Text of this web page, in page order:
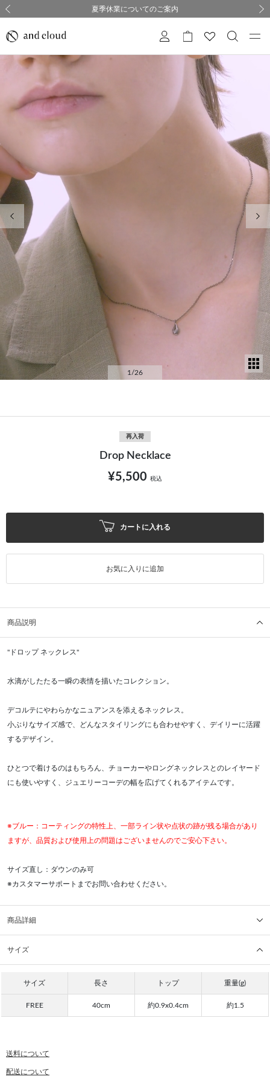
採用のご案内
熊本県熊本地方を震源とする地震の影響について
夏季休業についてのご案内
購入証明書ペーパーレス化のお知らせ
採用のご案内
熊本県熊本地方を震源とする地震の影響について
前の画像 次
1 /26
再入荷
Drop Necklace
¥5,500 税込
カートに入れる
お気に入りに追加
商品説明
"ドロップ ネックレス"
水滴がしたたる一瞬の表情を描いたコレクション。
デコルテにやわらかなニュアンスを添えるネックレス。
小ぶりなサイズ感で、どんなスタイリングにも合わせやすく、デイリーに活躍
するデザイン。
ひとつで着けるのはもちろん、チョーカーやロングネックレスとのレイヤード
にも使いやすく、ジュエリーコーデの幅を広げてくれるアイテムです。
※ブルー：コーティングの特性上、一部ライン状や点状の跡が残る場合があり
ますが、品質および使用上の問題はございませんのでご安心下さい。
サイズ直し：ダウンのみ可
※カスタマーサポートまでお問い合わせください。
商品詳細
サイズ
サイズ 長さ トップ 重量(g)
FREE 40cm 約0.9x0.4cm 約1.5
送料について
配送について